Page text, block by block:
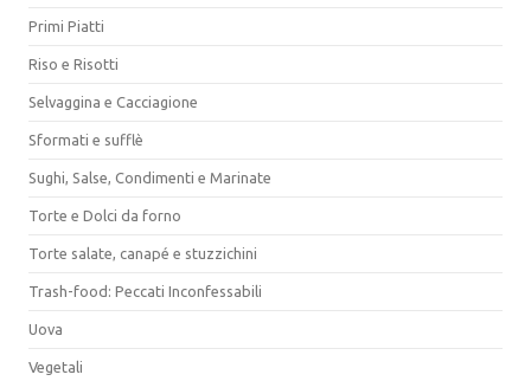
Primi Piatti
Riso e Risotti
Selvaggina e Cacciagione
Sformati e sufflè
Sughi, Salse, Condimenti e Marinate
Torte e Dolci da forno
Torte salate, canapé e stuzzichini
Trash-food: Peccati Inconfessabili
Uova
Vegetali